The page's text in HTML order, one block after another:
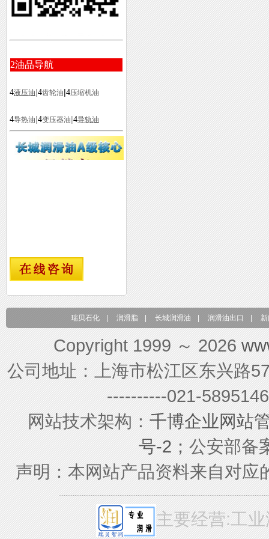
2油品导航
4液压油|4齿轮油|4压缩机油
4导热油|4变压器油|4导轨油
瑞贝石化 润滑脂 长城润滑油 润滑油出口
Copyright 1999 ～ 2026
公司地址：上海市松江区东兴路
----------021-
网站技术架构：千博企业网站
号-2；公安部备
声明：本网站产品资料来自对
主要经营:工